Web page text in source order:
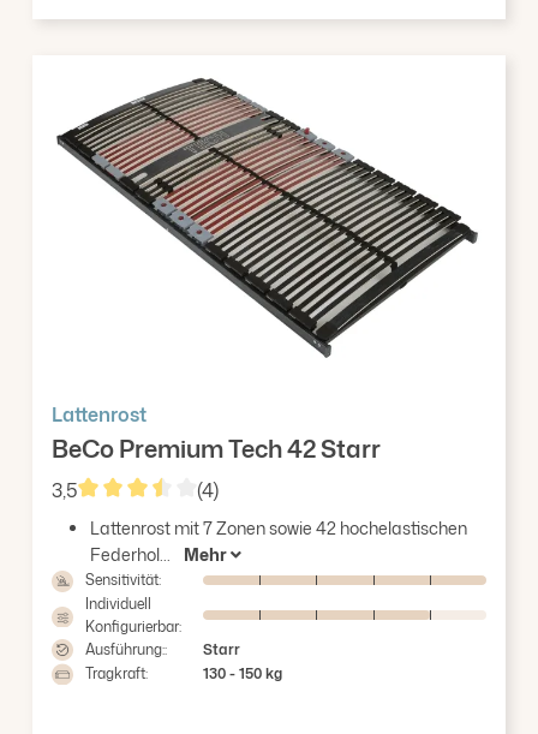
Lattenrost
BeCo Premium Tech 42 Starr
3,5
Durchschnittliche Bewertung von 3.5 von 5
(4)
Lattenrost mit 7 Zonen sowie 42 hochelastischen
Federhol...
Mehr
Sensitivität:
Individuell
Konfigurierbar:
Ausführung::
Starr
Tragkraft:
130 - 150 kg